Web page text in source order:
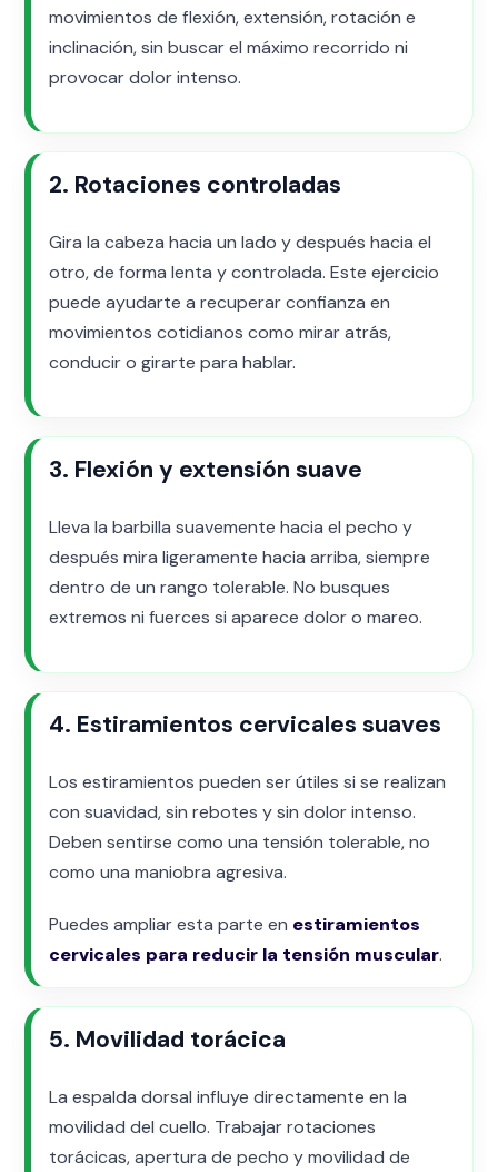
movimientos de flexión, extensión, rotación e
inclinación, sin buscar el máximo recorrido ni
provocar dolor intenso.
2. Rotaciones controladas
Gira la cabeza hacia un lado y después hacia el
otro, de forma lenta y controlada. Este ejercicio
puede ayudarte a recuperar confianza en
movimientos cotidianos como mirar atrás,
conducir o girarte para hablar.
3. Flexión y extensión suave
Lleva la barbilla suavemente hacia el pecho y
después mira ligeramente hacia arriba, siempre
dentro de un rango tolerable. No busques
extremos ni fuerces si aparece dolor o mareo.
4. Estiramientos cervicales suaves
Los estiramientos pueden ser útiles si se realizan
con suavidad, sin rebotes y sin dolor intenso.
Deben sentirse como una tensión tolerable, no
como una maniobra agresiva.
Puedes ampliar esta parte en estiramientos
cervicales para reducir la tensión muscular.
5. Movilidad torácica
La espalda dorsal influye directamente en la
movilidad del cuello. Trabajar rotaciones
torácicas, apertura de pecho y movilidad de